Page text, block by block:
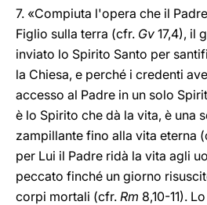
7. «Compiuta l'opera che il
Figlio sulla terra (cfr. Gv 17,4), il
inviato lo Spirito Santo per
la Chiesa, e perché i credenti
accesso al Padre in un solo
è lo Spirito che dà la vita, è una
zampillante fino alla vita eterna
per Lui il Padre ridà la vita agli
peccato finché un giorno
corpi mortali (cfr. Rm 8,10-11).